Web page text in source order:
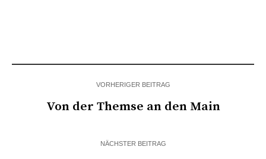
VORHERIGER BEITRAG
Von der Themse an den Main
NÄCHSTER BEITRAG